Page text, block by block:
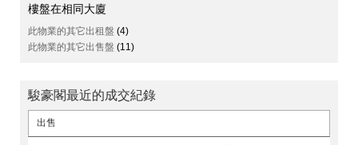
樓盤在相同大廈
此物業的其它出租盤 (4)
此物業的其它出售盤 (11)
駿豪閣最近的成交紀錄
出售